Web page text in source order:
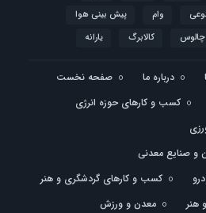
وام
پیش بینی هوا
چالوس کالابرگ یارانه
درباره ما
صفحه نخست
کسب و کارهای حوزه انرژی
و صنایع معدنی
کسب و کارهای گردشگری و هنر
هنر
معدن و ورزش